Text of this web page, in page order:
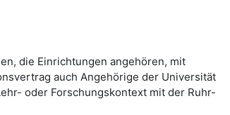
die Einrichtungen angehören, mit
auch Angehörige der Universität
oder Forschungskontext mit der Ruhr-